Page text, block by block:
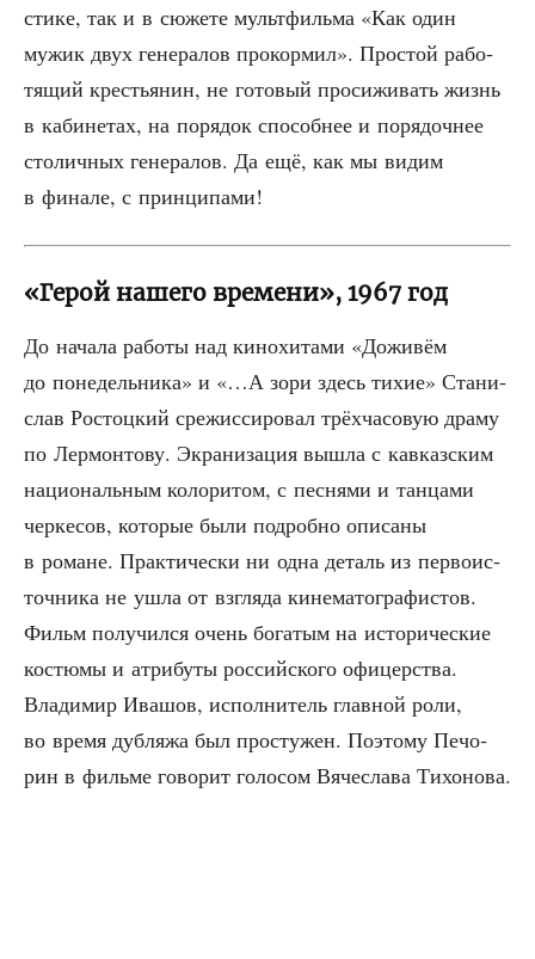
сти­ке, так и в сюже­те мульт­филь­ма «Как один
мужик двух гене­ра­лов про­кор­мил». Про­стой рабо­
тя­щий кре­стья­нин, не гото­вый про­си­жи­вать жизнь
в каби­не­тах, на поря­док спо­соб­нее и поря­доч­нее
сто­лич­ных гене­ра­лов. Да ещё, как мы видим
в фина­ле, с принципами!
«Герой нашего времени», 1967 год
До нача­ла рабо­ты над кино­хи­та­ми «Дожи­вём
до поне­дель­ни­ка» и «…А зори здесь тихие» Ста­ни­
слав Ростоц­кий сре­жис­си­ро­вал трёх­ча­со­вую дра­му
по Лер­мон­то­ву. Экра­ни­за­ция вышла с кав­каз­ским
наци­о­наль­ным коло­ри­том, с пес­ня­ми и тан­ца­ми
чер­ке­сов, кото­рые были подроб­но опи­са­ны
в романе. Прак­ти­че­ски ни одна деталь из пер­во­ис­
точ­ни­ка не ушла от взгля­да кине­ма­то­гра­фи­стов.
Фильм полу­чил­ся очень бога­тым на исто­ри­че­ские
костю­мы и атри­бу­ты рос­сий­ско­го офицерства.
Вла­ди­мир Ива­шов, испол­ни­тель глав­ной роли,
во вре­мя дуб­ля­жа был про­сту­жен. Поэто­му Печо­
рин в филь­ме гово­рит голо­сом Вяче­сла­ва Тихонова.